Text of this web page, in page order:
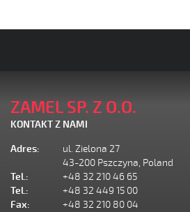
ZAMEL SP. Z O.O.
KONTAKT Z NAMI
Adres:
ul. Zielona 27
43-200 Pszczyna, Poland
Tel.:
+48 32 210 46 65
Tel.:
+48 32 449 15 00
Fax:
+48 32 210 80 04